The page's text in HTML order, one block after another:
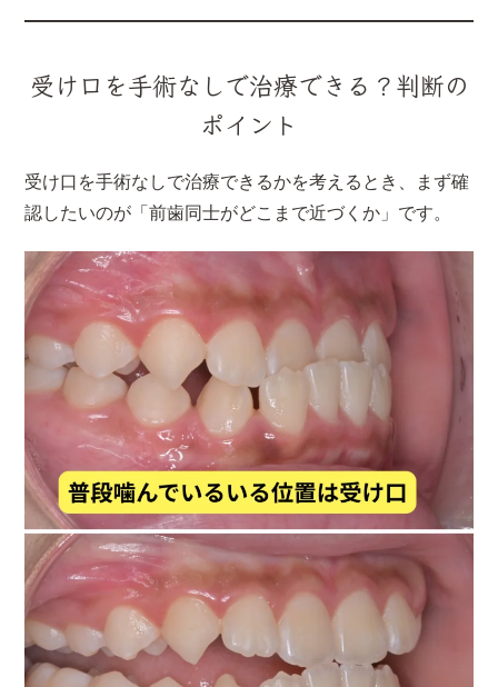
受け口を手術なしで治療できる？判断の
ポイント
受け口を手術なしで治療できるかを考えるとき、まず確
認したいのが「前歯同士がどこまで近づくか」です。